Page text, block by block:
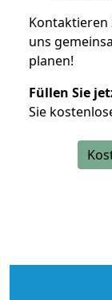
Kontaktieren
uns
planen!
Füllen Sie
Sie